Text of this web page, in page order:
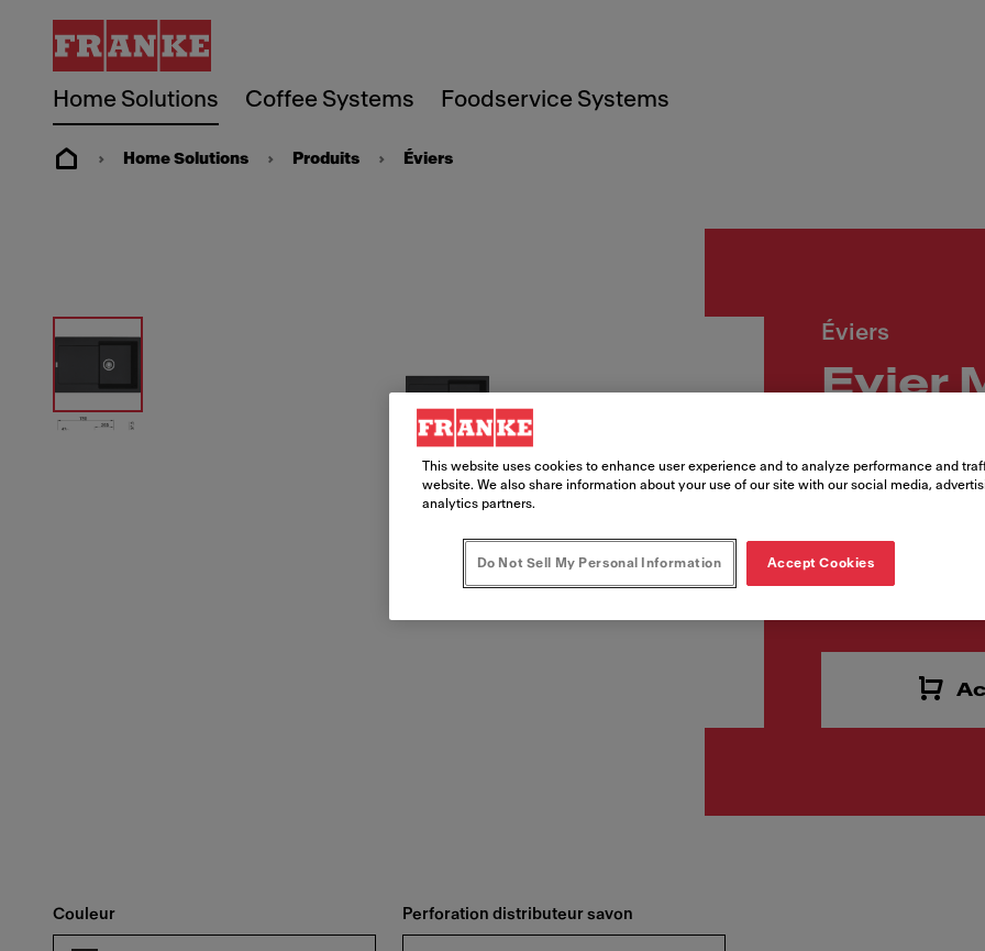
Home Solutions Coffee Systems Foodservice Systems
Home Solutions Produits Éviers
Éviers
Evier
114.0607.118
Couleur Perforation distributeur savon
This website uses cookies to enhance user experience and to analyze performance and
website. We also share information about your use of our site with our social media,
analytics partners.
Do Not Sell My Personal Information Accept Cookies